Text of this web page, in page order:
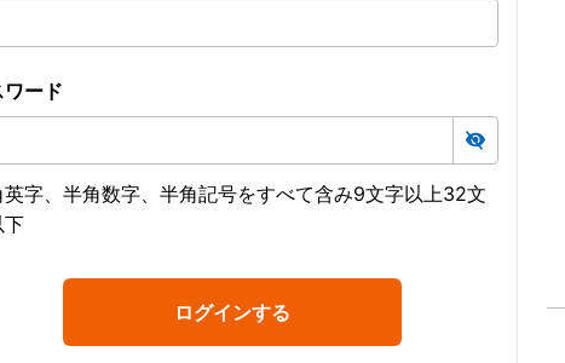
ード
英字、半角数字、半角記号をすべて含み9文字以上32文
下